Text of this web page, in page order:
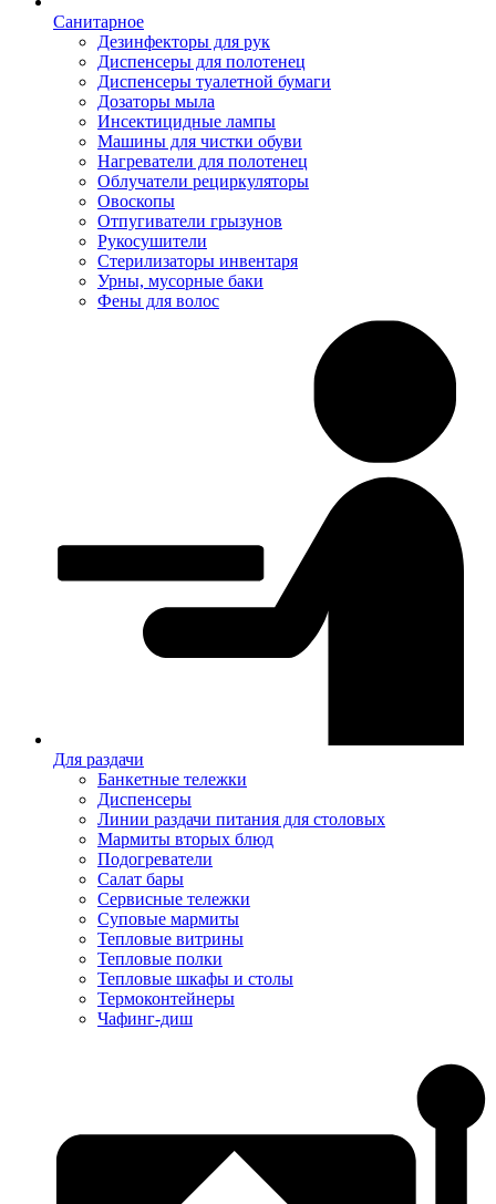
Санитарное
Дезинфекторы для рук
Диспенсеры для полотенец
Диспенсеры туалетной бумаги
Дозаторы мыла
Инсектицидные лампы
Машины для чистки обуви
Нагреватели для полотенец
Облучатели рециркуляторы
Овоскопы
Отпугиватели грызунов
Рукосушители
Стерилизаторы инвентаря
Урны, мусорные баки
Фены для волос
Для раздачи
Банкетные тележки
Диспенсеры
Линии раздачи питания для столовых
Мармиты вторых блюд
Подогреватели
Салат бары
Сервисные тележки
Суповые мармиты
Тепловые витрины
Тепловые полки
Тепловые шкафы и столы
Термоконтейнеры
Чафинг-диш